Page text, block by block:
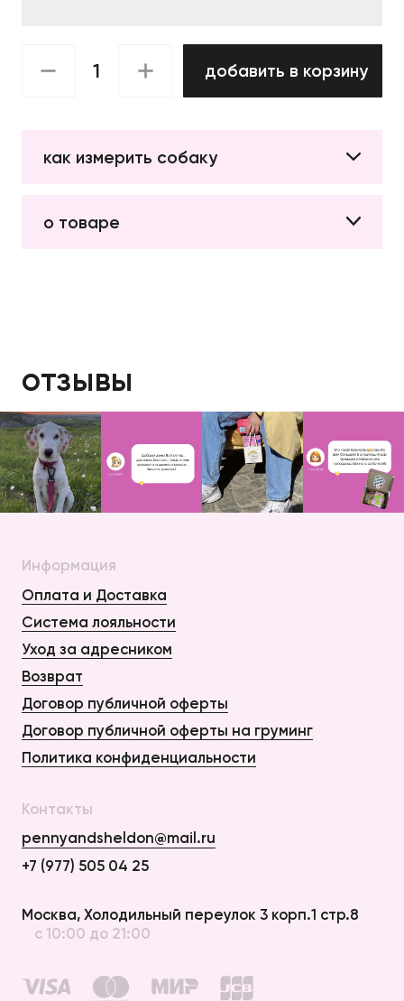
добавить в корзину
как измерить собаку
о товаре
отзывы
Информация
Оплата и Доставка
Система лояльности
Уход за адресником
Возврат
Договор публичной оферты
Договор публичной оферты на груминг
Политика конфиденциальности
Контакты
pennyandsheldon@mail.ru
+7 (977) 505 04 25
Москва, Холодильный переулок 3 корп.1 стр.8
с 10:00 до 21:00
Оплата и Доставка
Возврат
Договор публичной оферты на груминг